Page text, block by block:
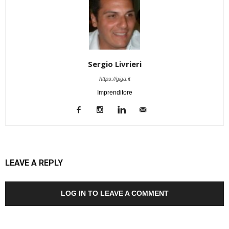
Sergio Livrieri
https://giga.it
Imprenditore
LEAVE A REPLY
LOG IN TO LEAVE A COMMENT